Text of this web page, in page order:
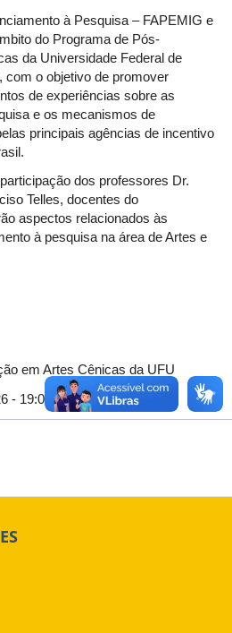
à Pesquisa – FAPEMIG e
do Programa de Pós-
da Universidade Federal de
com o objetivo de promover
de experiências sobre as
e os mecanismos de
principais agências de incentivo
dos professores Dr.
Telles, docentes do
aspectos relacionados às
à pesquisa na área de Artes e
em Artes Cênicas da UFU
- 19:00